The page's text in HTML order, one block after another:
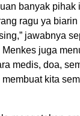
banyak
ragu ya
jawabnya
juga
medis, doa,
kita